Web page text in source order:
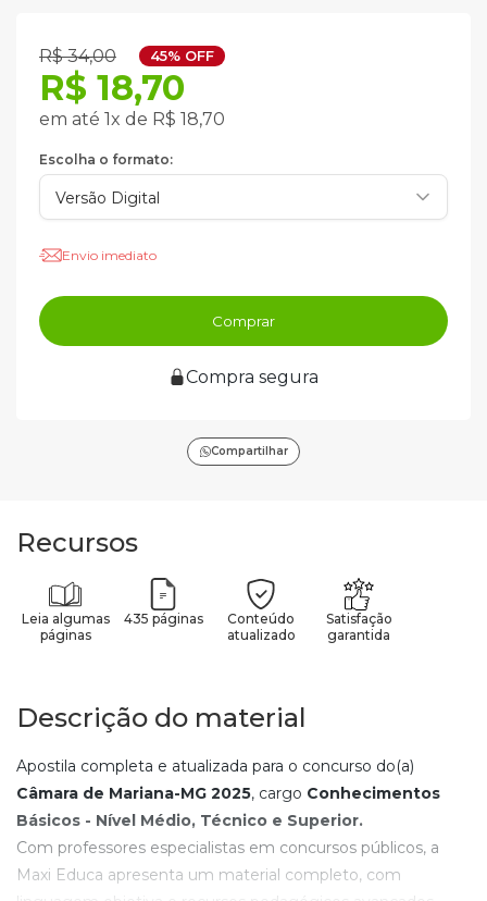
R$ 34,00 45% OFF
R$ 18,70
em até 1x de R$ 18,70
Escolha o formato:
Envio imediato
Comprar
Compra segura
Compartilhar
Recursos
Leia algumas
páginas
435 páginas
Conteúdo
atualizado
Satisfação
garantida
Descrição do material
Apostila completa e atualizada para o concurso do(a)
Câmara de Mariana-MG 2025, cargo Conhecimentos
Básicos - Nível Médio, Técnico e Superior.
Com professores especialistas em concursos públicos, a
Maxi Educa apresenta um material completo, com